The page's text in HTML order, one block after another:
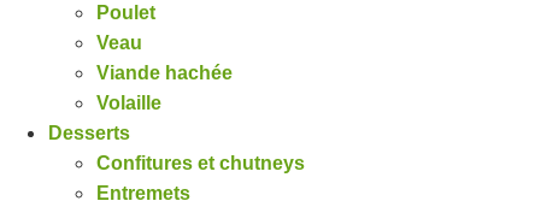
Poulet
Veau
Viande hachée
Volaille
Desserts
Confitures et chutneys
Entremets